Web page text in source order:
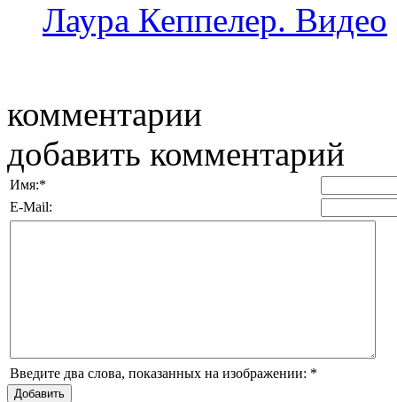
Лаура Кеппелер. Видео
комментарии
добавить комментарий
Имя:*
E-Mail:
Введите два слова, показанных на изображении: *